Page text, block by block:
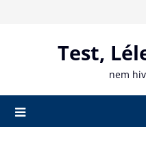
Test,
nem